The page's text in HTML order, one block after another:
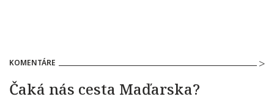
KOMENTÁRE
Čaká nás cesta Maďarska?